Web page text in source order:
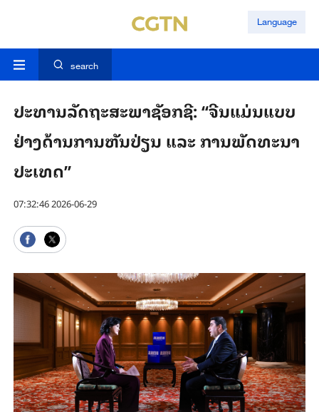
Language
search
ປະ​ທາ​ນລັດ​ຖະສະ​ພາຊັອກ​ຊີ: “ຈີນ​ແມ່ນ​ແບບ​
ຢ່າງ​ດ້ານ​ການ​ຫັນ​ປ່​ຽນ ແລະ ການພັດ​ທະ​ນາ​
ປະ​ເທດ”
07:32:46 2026-06-29